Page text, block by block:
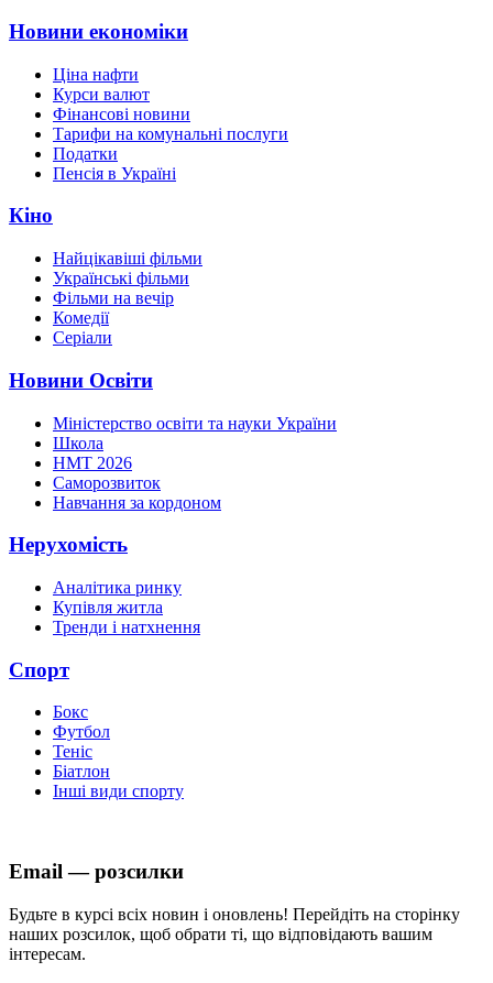
Новини економіки
Ціна нафти
Курси валют
Фінансові новини
Тарифи на комунальні послуги
Податки
Пенсія в Україні
Кіно
Найцікавіші фільми
Українські фільми
Фільми на вечір
Комедії
Серіали
Новини Освіти
Міністерство освіти та науки України
Школа
НМТ 2026
Саморозвиток
Навчання за кордоном
Нерухомість
Аналітика ринку
Купівля житла
Тренди і натхнення
Спорт
Бокс
Футбол
Теніс
Біатлон
Інші види спорту
Email — розсилки
Будьте в курсі всіх новин і оновлень! Перейдіть на сторінку
наших розсилок, щоб обрати ті, що відповідають вашим
інтересам.